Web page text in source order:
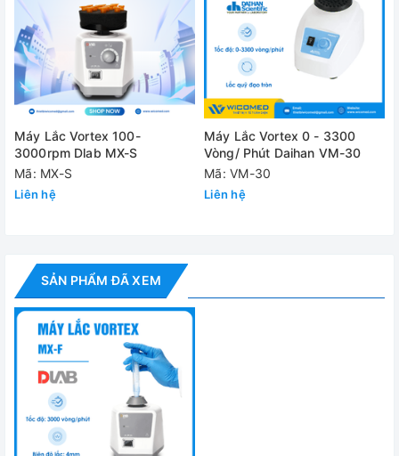
Điều chỉnh tốc
độ
Kiểu chạy Nhấn để chạy/ Chạy liên tục
Kích thước
[W×H×D]
127×130×160mm
Khối lượng
việc
5-40 °C5-40℃, 80%RH
Nguồn điện 220-230V,50/60Hz
Tiêu chuẩn IP21
Cung cấp bao gồm:
Máy lắc Vortex MX-F
✅ Bộ phụ kiện tiêu chuẩn
Máy Lắc Vortex 100-
3000rpm Dlab MX-S
Mã: MX-S
Liên hệ
Máy Lắc Vortex 0 - 3300
Vòng/ Phút Daihan VM-30
Mã: VM-30
Liên hệ
SẢN PHẨM ĐÃ XEM